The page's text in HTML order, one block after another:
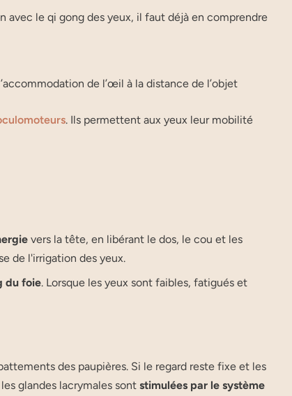
avec le qi gong des yeux, il faut déjà en comprendre
de l’œil à la distance de l’objet
. Ils permettent aux yeux leur mobilité
vers la tête, en libérant le dos, le cou et les
de l'irrigation des yeux.
du foie. Lorsque les yeux sont faibles, fatigués et
des paupières. Si le regard reste fixe et les
glandes lacrymales sontstimulées par le système